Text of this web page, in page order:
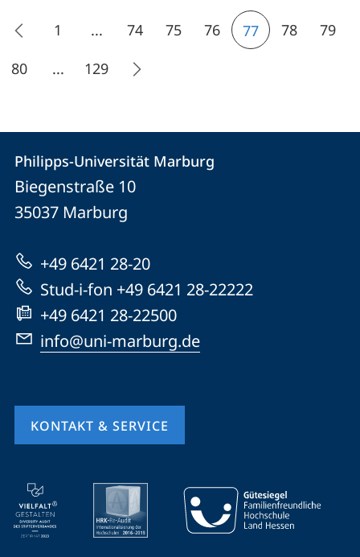
1 ... 74 75 76 77 78
79
80
... 129
Kontakt
und
Informationen
zur
Website
Kontaktinformationen
Philipps-
Universität
Marburg
Philipps-Universität Marburg
Biegenstraße 10
35037 Marburg
+49 6421 28-20
Stud-i-fon +49 6421 28-22222
+49 6421 28-22500
info@uni-marburg.de
KONTAKT & SERVICE
Mobile-
Service-
Navigation